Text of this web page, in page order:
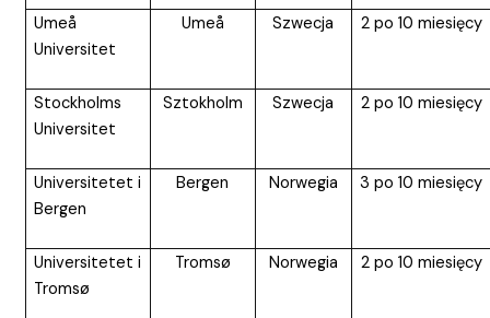
Umeå
Universitet
Umeå Szwecja 2 po 10 miesięcy
Stockholms
Universitet
Sztokholm Szwecja 2 po 10 miesięcy
Universitetet i
Bergen
Bergen Norwegia 3 po 10 miesięcy
Universitetet i
Tromsø
Tromsø Norwegia 2 po 10 miesięcy